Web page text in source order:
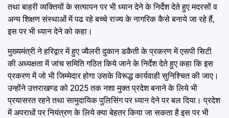
तथा बाहरी व्यक्तियों के सत्यापन पर भी ध्यान देने के निर्देश देते हुए मदरसों व
अन्य शिक्षण संस्थाओं में पढ रहे बच्चे राज्य के नागरिक कैसे बनाये जा रहे हैं,
इस पर भी ध्यान देने को कहा।
मुख्यमंत्री ने हरिद्वार में हुए ज्वैलरी दुकान डकैती के प्रकरण में एसपी सिटी
की अध्यक्षता में जांच समिति गठित किये जाने के निर्देश देते हुए कहा कि इस
प्रकरण में जो भी जिम्मेदार होगा उसके विरूद्ध कार्यवाही सुनिश्चित की जाए।
उन्होंने उत्तराखण्ड को 2025 तक नशा मुक्त प्रदेश बनाने के लिये भी
प्रयासरत रहने तथा सामुदायिक पुलिसिंग पर ध्यान देने पर बल दिया। प्रदेश
में अपराधों पर नियंत्रण के लिये क्या बेहतर किया जा सकता है इस पर भी